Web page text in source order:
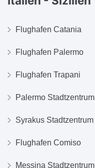
Flughafen Catania
Flughafen Palermo
Flughafen Trapani
Palermo Stadtzentrum
Syrakus Stadtzentrum
Flughafen Comiso
Messina Stadtzentrum